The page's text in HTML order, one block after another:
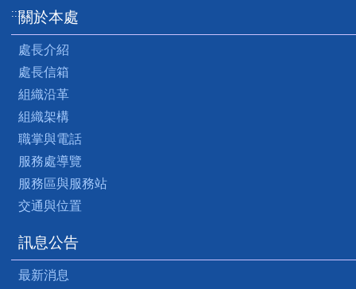
:::關於本處
處長介紹
處長信箱
組織沿革
組織架構
職掌與電話
服務處導覽
服務區與服務站
交通與位置
訊息公告
最新消息